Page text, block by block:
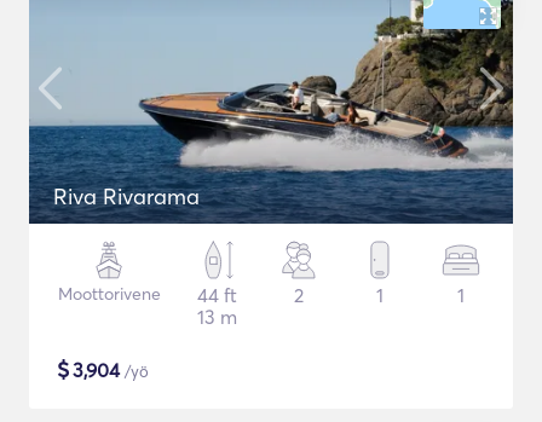
Riva Rivarama
Moottorivene
44 ft
13 m
2 1 1
$3,904/yö